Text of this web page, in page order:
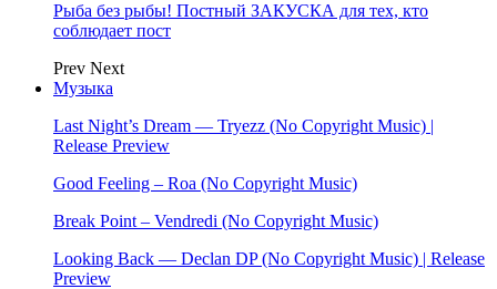
Рыба без рыбы! Постный ЗАКУСКА для тех, кто
соблюдает пост
Prev Next
Музыка
Last Night’s Dream — Tryezz (No Copyright Music) |
Release Preview
Good Feeling – Roa (No Copyright Music)
Break Point – Vendredi (No Copyright Music)
Looking Back — Declan DP (No Copyright Music) | Release
Preview